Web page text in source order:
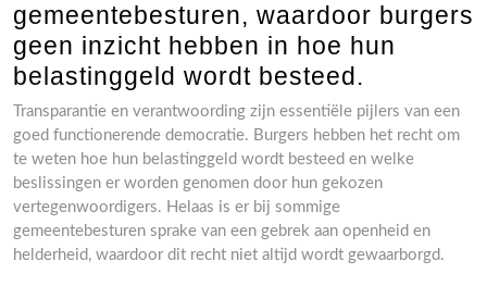
gemeentebesturen, waardoor burgers
geen inzicht hebben in hoe hun
belastinggeld wordt besteed.
Transparantie en verantwoording zijn essentiële pijlers van een
goed functionerende democratie. Burgers hebben het recht om
te weten hoe hun belastinggeld wordt besteed en welke
beslissingen er worden genomen door hun gekozen
vertegenwoordigers. Helaas is er bij sommige
gemeentebesturen sprake van een gebrek aan openheid en
helderheid, waardoor dit recht niet altijd wordt gewaarborgd.